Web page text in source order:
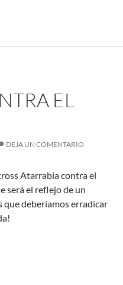
EL
DEJA UN COMENTARIO
Atarrabia contra el
será el reflejo de un
deberíamos erradicar